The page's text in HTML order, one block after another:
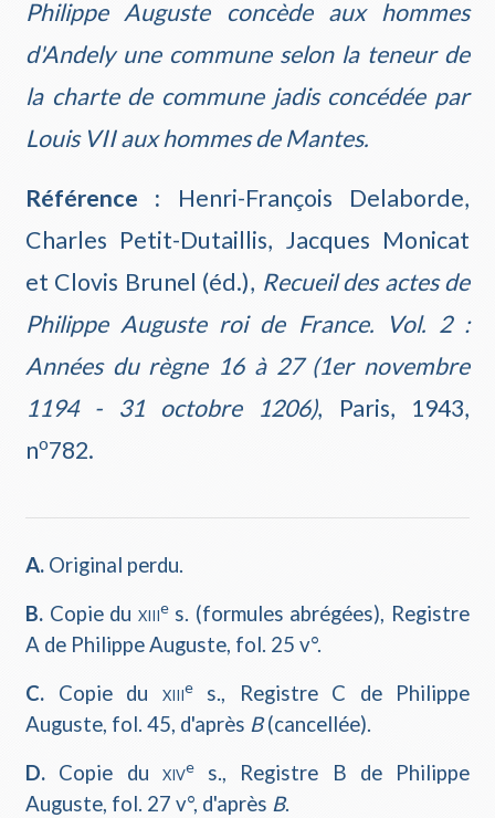
Philippe Auguste concède aux hommes
d'Andely une commune selon la teneur de
la charte de commune jadis concédée par
Louis VII aux hommes de Mantes.
Référence : Henri-François Delaborde,
Charles Petit-Dutaillis, Jacques Monicat
et Clovis Brunel (éd.), Recueil des actes de
Philippe Auguste roi de France. Vol. 2 :
Années du règne 16 à 27 (1er novembre
1194 - 31 octobre 1206), Paris, 1943,
no782.
A. Original perdu.
B. Copie du xiiies. (formules abrégées), Registre
A de Philippe Auguste, fol. 25 v°.
C. Copie du xiiies., Registre C de Philippe
Auguste, fol. 45, d'après B(cancellée).
D. Copie du xives., Registre B de Philippe
Auguste, fol. 27 v°, d'après B.